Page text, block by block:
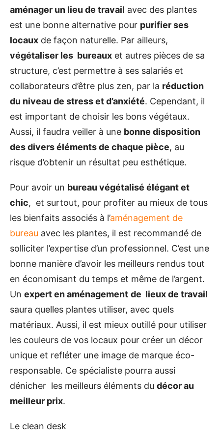
aménager un lieu de travail avec des plantes
est une bonne alternative pour purifier ses
locaux de façon naturelle. Par ailleurs,
végétaliser les bureaux et autres pièces de sa
structure, c’est permettre à ses salariés et
collaborateurs d’être plus zen, par la réduction
du niveau de stress et d’anxiété. Cependant, il
est important de choisir les bons végétaux.
Aussi, il faudra veiller à une bonne disposition
des divers éléments de chaque pièce, au
risque d’obtenir un résultat peu esthétique.
Pour avoir un bureau végétalisé élégant et
chic, et surtout, pour profiter au mieux de tous
les bienfaits associés à l’aménagement de
bureau avec les plantes, il est recommandé de
solliciter l’expertise d’un professionnel. C’est une
bonne manière d’avoir les meilleurs rendus tout
en économisant du temps et même de l’argent.
Un expert en aménagement de lieux de travail
saura quelles plantes utiliser, avec quels
matériaux. Aussi, il est mieux outillé pour utiliser
les couleurs de vos locaux pour créer un décor
unique et refléter une image de marque éco-
responsable. Ce spécialiste pourra aussi
dénicher les meilleurs éléments du décor au
meilleur prix.
Le clean desk